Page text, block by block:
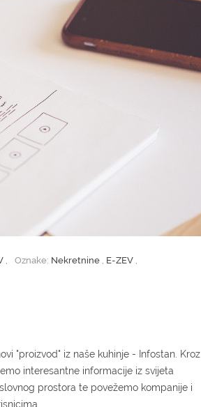
, Oznake: Nekretnine , E-ZEV ,
"proizvod" iz naše kuhinje - Infostan. Kroz
interesantne informacije iz svijeta
prostora te povežemo kompanije i